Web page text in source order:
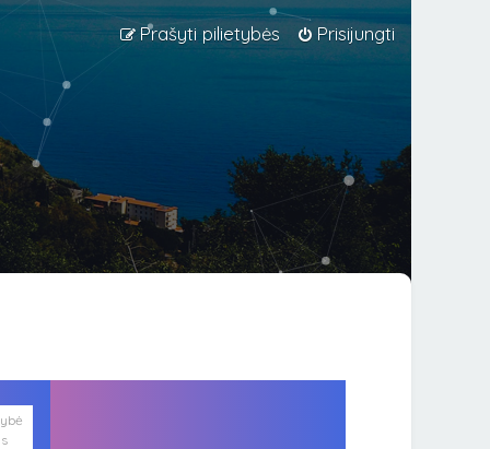
Prisijungti
Prašyti pilietybės